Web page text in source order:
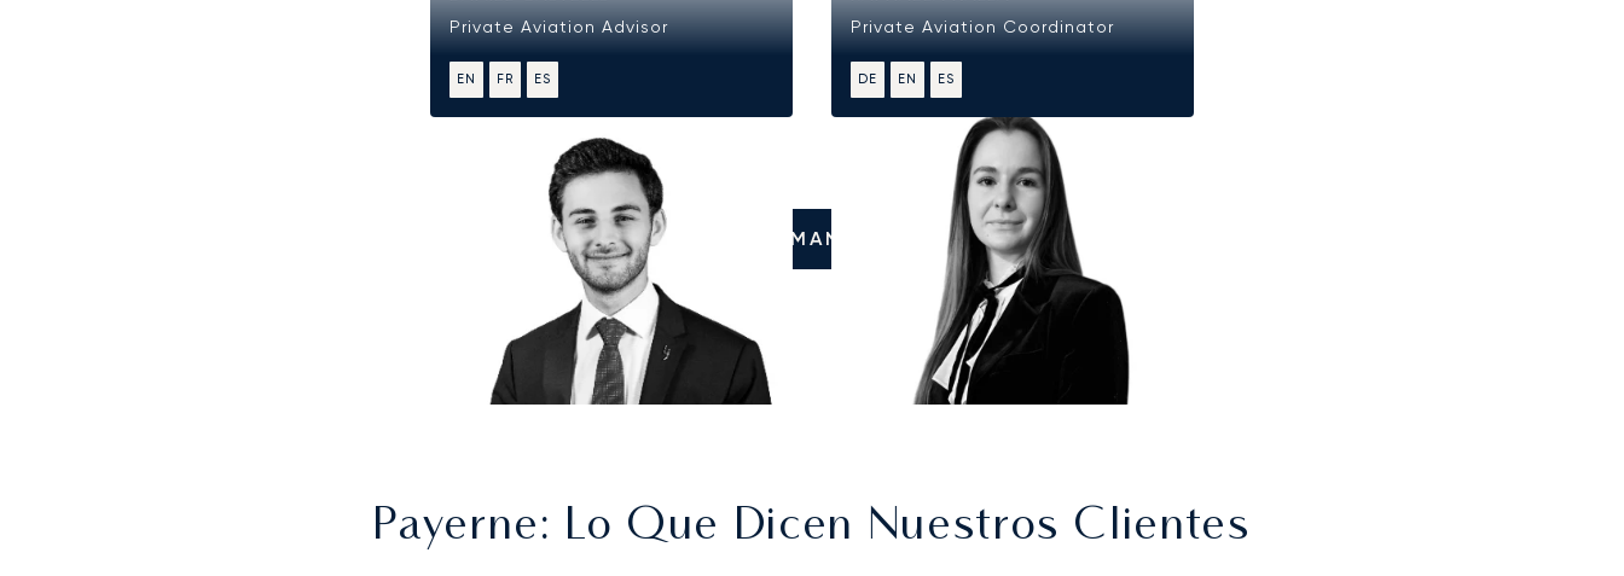
Private Aviation Advisor
EN FR ES
Private Aviation Coordinator
DE EN ES
LLÁMANOS
Payerne: Lo Que Dicen Nuestros Clientes